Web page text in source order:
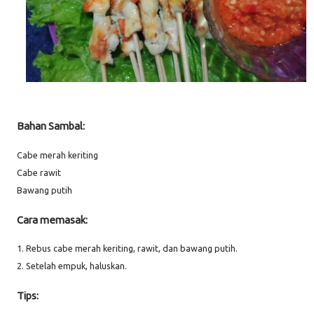
Bahan Sambal:
Cabe merah keriting
Cabe rawit
Bawang putih
Cara memasak:
1. Rebus cabe merah keriting, rawit, dan bawang putih.
2. Setelah empuk, haluskan.
Tips: